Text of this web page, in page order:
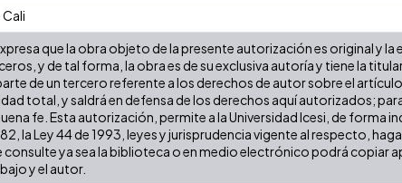
que la obra objeto de la presente autorización es original y
y de tal forma, la obra es de su exclusiva autoría y tiene la
de un tercero referente a los derechos de autor sobre el
total, y saldrá en defensa de los derechos aquí autorizados;
fe. Esta autorización, permite a la Universidad Icesi, de forma
la Ley 44 de 1993, leyes y jurisprudencia vigente al respecto,
consulte ya sea la biblioteca o en medio electrónico podrá copiar
y el autor.